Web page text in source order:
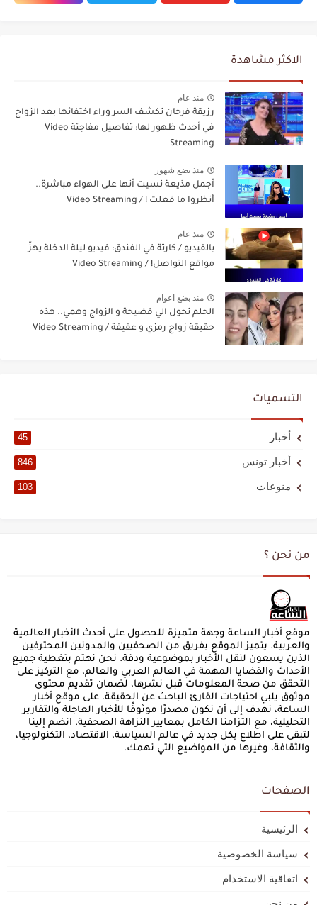
الاكثر مشاهدة
منذ عام
رزيقة فرحان تكشف السر وراء اختفائها بعد الزواج
في أحدث ظهور لها: تفاصيل مفاجئة Video
Streaming
منذ بضع شهور
أجمل مذيعة نسيت أنها على الهواء مباشرة..
أنظروا ما فعلت ! / Video Streaming
منذ عام
بالفيديو / كارثة في الفندق: فيديو ليلة الدخلة يهزّ
مواقع التواصل! / Video Streaming
منذ بضع اعوام
الحلم تحول الي فضيحة و الزواج وهمي.. هذه
حقيقة زواج رمزي و عفيفة / Video Streaming
التسميات
أخبار 45
أخبار تونس 846
منوعات 103
من نحن ؟
موقع أخبار الساعة وجهة متميزة للحصول على أحدث الأخبار العالمية
والعربية. يتميز الموقع بفريق من الصحفيين والمدونين المحترفين
الذين يسعون لنقل الأخبار بموضوعية ودقة. نحن نهتم بتغطية جميع
الأحداث والقضايا المهمة في العالم العربي والعالم، مع التركيز على
التحقق من صحة المعلومات قبل نشرها، لضمان تقديم محتوى
موثوق يلبي احتياجات القارئ الباحث عن الحقيقة. على موقع أخبار
الساعة، نهدف إلى أن نكون مصدرًا موثوقًا للأخبار العاجلة والتقارير
التحليلية، مع التزامنا الكامل بمعايير النزاهة الصحفية. انضم إلينا
لتبقى على اطلاع بكل جديد في عالم السياسة، الاقتصاد، التكنولوجيا،
والثقافة، وغيرها من المواضيع التي تهمك.
الصفحات
الرئيسية
سياسة الخصوصية
اتفاقية الاستخدام